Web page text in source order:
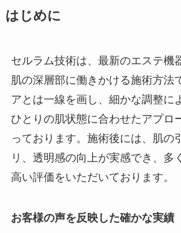
はじめに
セルラム技術は、最新のエステ機
肌の深層部に働きかける施術方法
アとは一線を画し、細かな調整に
ひとりの肌状態に合わせたアプロ
っております。施術後には、肌の
リ、透明感の向上が実感でき、多
高い評価をいただいております。
お客様の声を反映した確かな実績